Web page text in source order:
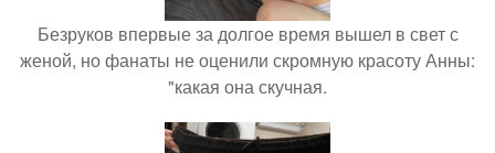
Безруков впервые за долгое время вышел в свет с
женой, но фанаты не оценили скромную красоту Анны:
"какая она скучная.